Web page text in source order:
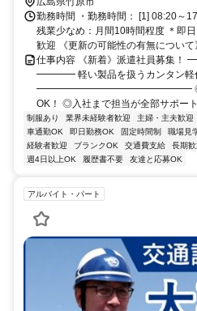
勤務時間 ・勤務時間： [1] 08:20～
残業少なめ：月間10時間程度 ＊即
歓迎 《更新の可能性の有無について
仕事内容 《新着》派遣社員募集
━━━━ 軽い製品を扱うカンタン
━━━━━━━━━━━━━━━━ ◎職場
OK！ ◎入社まで担当が全部サポー
制服あり 業界未経験者歓迎 主婦・主夫歓迎
車通勤OK
即日勤務OK 固定時間制 職場見
経験者歓迎
ブランクOK 交通費支給 長期歓
週4日以上OK
履歴書不要 友達と応募OK
アルバイト・パート